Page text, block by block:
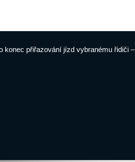
konec přiřazování jízd vybranému řidiči –